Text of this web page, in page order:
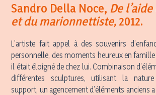
Sandro Della Noce, De
et du marionnettiste, 2012.
L’artiste fait appel à des souvenirs
personnelle, des moments heureux en
il était éloigné de chez lui. Combinaison
différentes sculptures, utilisant la
support, un agencement d’éléments anciens